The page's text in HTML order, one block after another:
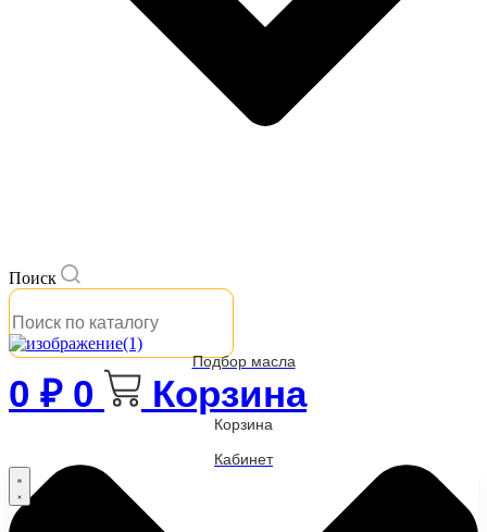
Поиск
Подбор масла
0 ₽ 0 Корзина
Корзина
Кабинет